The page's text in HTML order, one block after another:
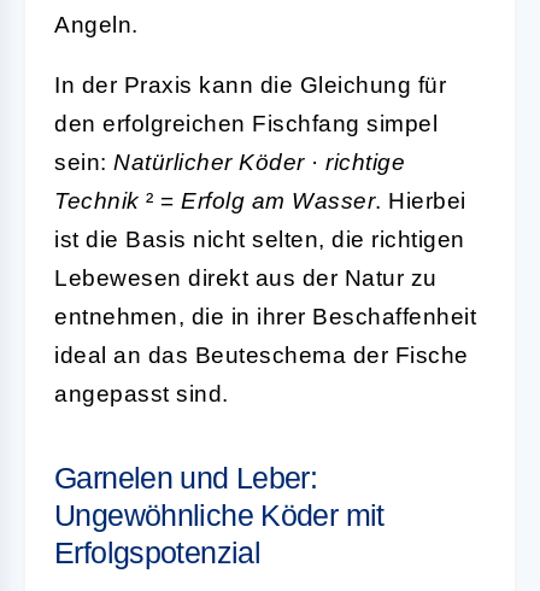
Angeln.
In der Praxis kann die Gleichung für
den erfolgreichen Fischfang simpel
sein: Natürlicher Köder· richtige
Technik ² = Erfolg am Wasser. Hierbei
ist die Basis nicht selten, die richtigen
Lebewesen direkt aus der Natur zu
entnehmen, die in ihrer Beschaffenheit
ideal an das Beuteschema der Fische
angepasst sind.
Garnelen und Leber:
Ungewöhnliche Köder mit
Erfolgspotenzial